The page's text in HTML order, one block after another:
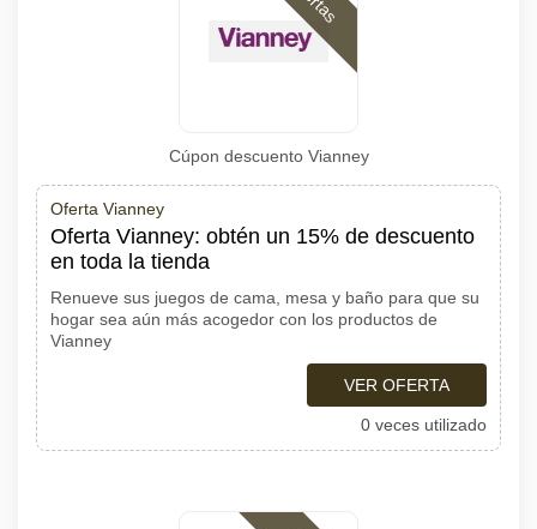
Cúpon descuento Vianney
Oferta Vianney
Oferta Vianney: obtén un 15% de descuento
en toda la tienda
Renueve sus juegos de cama, mesa y baño para que su
hogar sea aún más acogedor con los productos de
Vianney
VER OFERTA
0 veces utilizado